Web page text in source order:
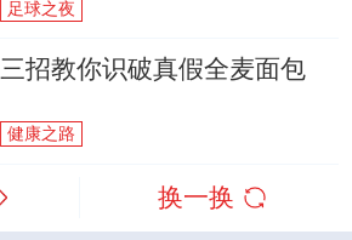
足球之夜
三招教你识破真假全麦面包
健康之路
换一换